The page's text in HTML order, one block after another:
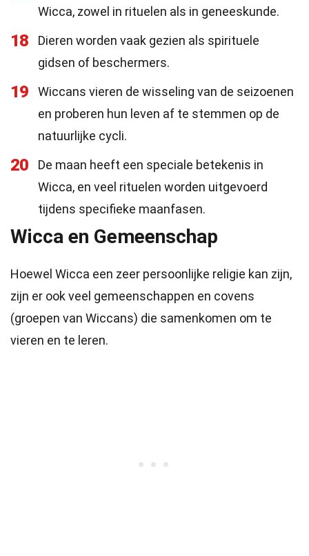
Wicca, zowel in rituelen als in geneeskunde.
18
Dieren worden vaak gezien als spirituele
gidsen of beschermers.
19
Wiccans vieren de wisseling van de seizoenen
en proberen hun leven af te stemmen op de
natuurlijke cycli.
20
De maan heeft een speciale betekenis in
Wicca, en veel rituelen worden uitgevoerd
tijdens specifieke maanfasen.
Wicca en Gemeenschap
Hoewel Wicca een zeer persoonlijke religie kan zijn,
zijn er ook veel gemeenschappen en covens
(groepen van Wiccans) die samenkomen om te
vieren en te leren.